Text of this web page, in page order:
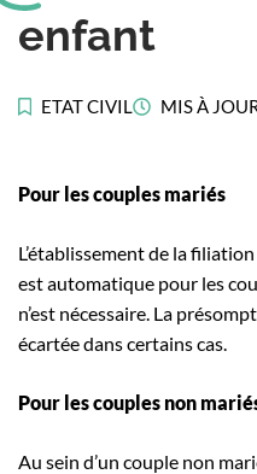
enfant
ETAT CIVIL MIS À
Pour les couples mariés
L’établissement de la
est automatique pour les
n’est nécessaire. La
écartée dans certains cas.
Pour les couples non
Au sein d’un couple non